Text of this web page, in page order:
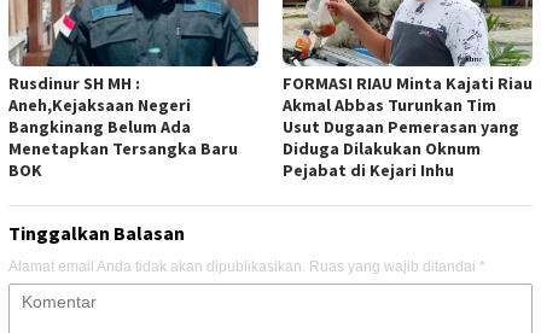
Rusdinur SH MH :
Aneh,Kejaksaan Negeri
Bangkinang Belum Ada
Menetapkan Tersangka Baru
BOK
FORMASI RIAU Minta Kajati Riau
Akmal Abbas Turunkan Tim
Usut Dugaan Pemerasan yang
Diduga Dilakukan Oknum
Pejabat di Kejari Inhu
Tinggalkan Balasan
Alamat email Anda tidak akan dipublikasikan. Ruas yang wajib ditandai *